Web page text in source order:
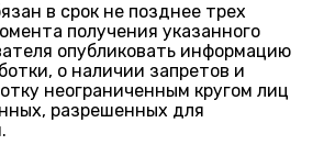
в срок не позднее трех
получения указанного
опубликовать информацию
о наличии запретов и
неограниченным кругом лиц
разрешенных для